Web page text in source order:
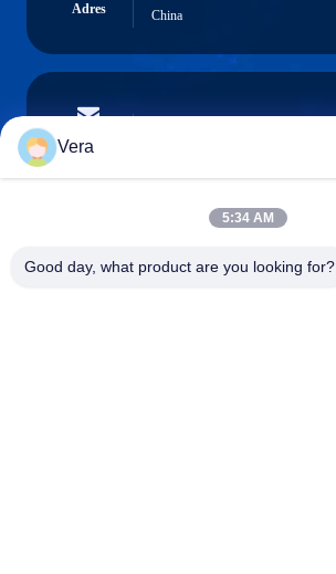
Adres
China
E-mail
Telefoon
Vera
5:34 AM
Good day, what product are you looking for?